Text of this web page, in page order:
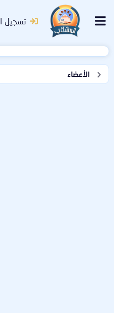
تسجيل الدخول
الأعضاء